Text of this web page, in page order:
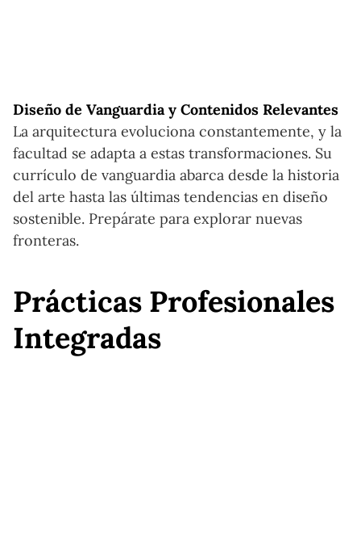
Diseño de Vanguardia y Contenidos Relevantes
La arquitectura evoluciona constantemente, y la
facultad se adapta a estas transformaciones. Su
currículo de vanguardia abarca desde la historia
del arte hasta las últimas tendencias en diseño
sostenible. Prepárate para explorar nuevas
fronteras.
Prácticas Profesionales
Integradas